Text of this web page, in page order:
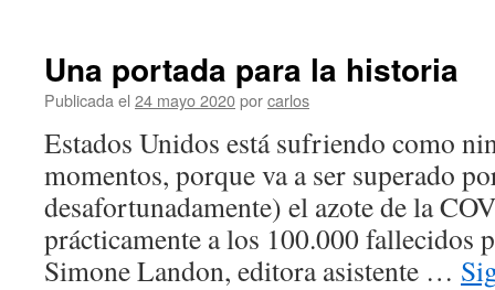
Una portada para la historia
Publicada el 24 mayo 2020porcarlos
Estados Unidos está sufriendo como
momentos, porque va a ser superado
desafortunadamente) el azote de la
prácticamente a los 100.000 fallecidos
Simone Landon, editora asistente …